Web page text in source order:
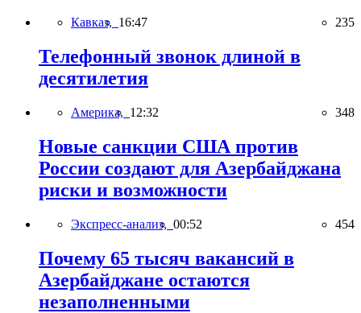
Кавказ, 16:47 235
Телефонный звонок длиной в
десятилетия
Америка, 12:32 348
Новые санкции США против
России создают для Азербайджана
риски и возможности
Экспресс-анализ, 00:52 454
Почему 65 тысяч вакансий в
Азербайджане остаются
незаполненными